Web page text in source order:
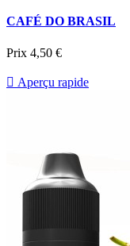
CAFÉ DO BRASIL
Prix 4,50 €
 Aperçu rapide